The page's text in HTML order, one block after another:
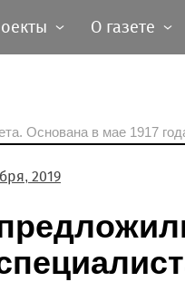
О газете
Основана в мае 1917
2019